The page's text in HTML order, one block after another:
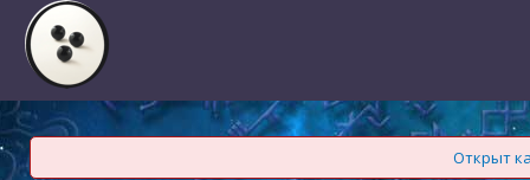
Открыт